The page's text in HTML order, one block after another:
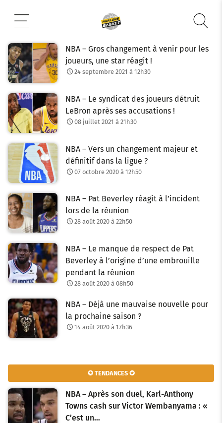
contenu
NBA – Gros changement à venir pour les
joueurs, une star réagit !
24 septembre 2021 à 12h30
NBA – Le syndicat des joueurs détruit
LeBron après ses accusations !
08 juillet 2021 à 21h30
NBA – Vers un changement majeur et
définitif dans la ligue ?
07 octobre 2020 à 12h50
NBA – Pat Beverley réagit à l’incident
lors de la réunion
28 août 2020 à 22h50
NBA – Le manque de respect de Pat
Beverley à l’origine d’une embrouille
pendant la réunion
28 août 2020 à 08h50
NBA – Déjà une mauvaise nouvelle pour
la prochaine saison ?
14 août 2020 à 17h36
✪ TENDANCES ✪
NBA – Après son duel, Karl-Anthony
Towns cash sur Victor Wembanyama : «
C’est un…